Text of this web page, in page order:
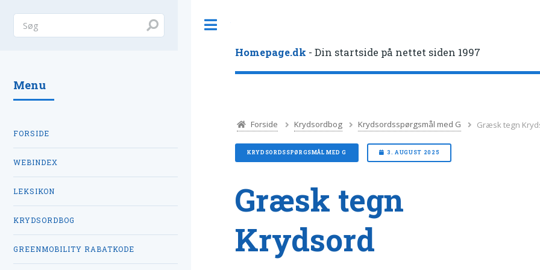
Homepage.dk - Din startside på nettet siden 1997
Forside Krydsordbog Krydsordsspørgsmål med G Græsk tegn
KRYDSORDSSPØRGSMÅL MED G 3. AUGUST 2025
Græsk tegn
Krydsord
Menu
FORSIDE
WEBINDEX
LEKSIKON
KRYDSORDBOG
GREENMOBILITY RABATKODE